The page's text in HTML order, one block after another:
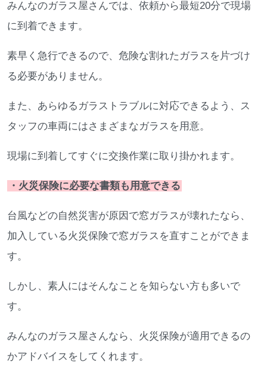
みんなのガラス屋さんでは、依頼から最短20分で現場
に到着できます。
素早く急行できるので、危険な割れたガラスを片づけ
る必要がありません。
また、あらゆるガラストラブルに対応できるよう、ス
タッフの車両にはさまざまなガラスを用意。
現場に到着してすぐに交換作業に取り掛かれます。
・火災保険に必要な書類も用意できる
台風などの自然災害が原因で窓ガラスが壊れたなら、
加入している火災保険で窓ガラスを直すことができま
す。
しかし、素人にはそんなことを知らない方も多いで
す。
みんなのガラス屋さんなら、火災保険が適用できるの
かアドバイスをしてくれます。